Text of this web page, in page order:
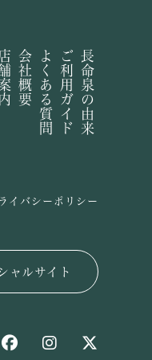
長命泉の由来
ご利用ガイド
よくある質問
会社概要
内
ャルサイト
イバシーポリシー